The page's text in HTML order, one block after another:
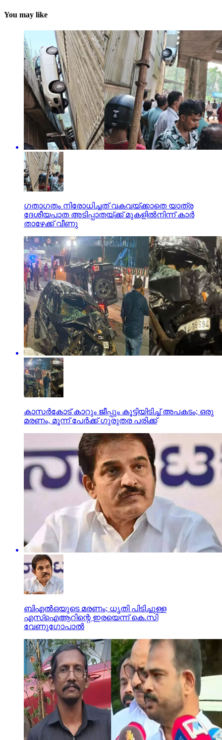
You may like
ഗതാഗതം നിരോധിച്ചത് വകവയ്ക്കാതെ യാത്ര
ദേശീയപാത അടിപ്പാതയ്ക്ക് മുകളില്‍നിന്ന് കാര്‍
താഴേക്ക് വീണു
കാസര്‍കോട് കാറും ജീപ്പും കൂട്ടിയിടിച്ച് അപകടം; ഒരു
മരണം, മൂന്ന് പേര്‍ക്ക് ഗുരുതര പരിക്ക്
ബിഎല്‍ഒയുടെ മരണം; ധൃതി പിടിച്ചുള്ള
എസ്‌ഐആറിന്റെ ഇരയെന്ന് കെ.സി
വേണുഗോപാല്‍